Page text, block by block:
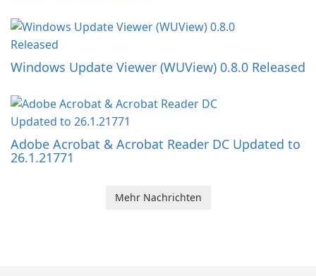
Windows Update Viewer (WUView) 0.8.0 Released
Adobe Acrobat & Acrobat Reader DC Updated to
26.1.21771
Mehr Nachrichten